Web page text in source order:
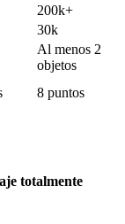
200k+
30k
Al menos 2
objetos
8 puntos
totalmente